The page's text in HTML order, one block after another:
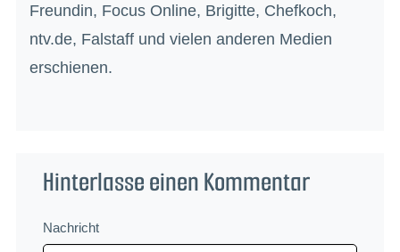
Freundin, Focus Online, Brigitte, Chefkoch,
ntv.de, Falstaff und vielen anderen Medien
erschienen.
Hinterlasse einen Kommentar
Nachricht